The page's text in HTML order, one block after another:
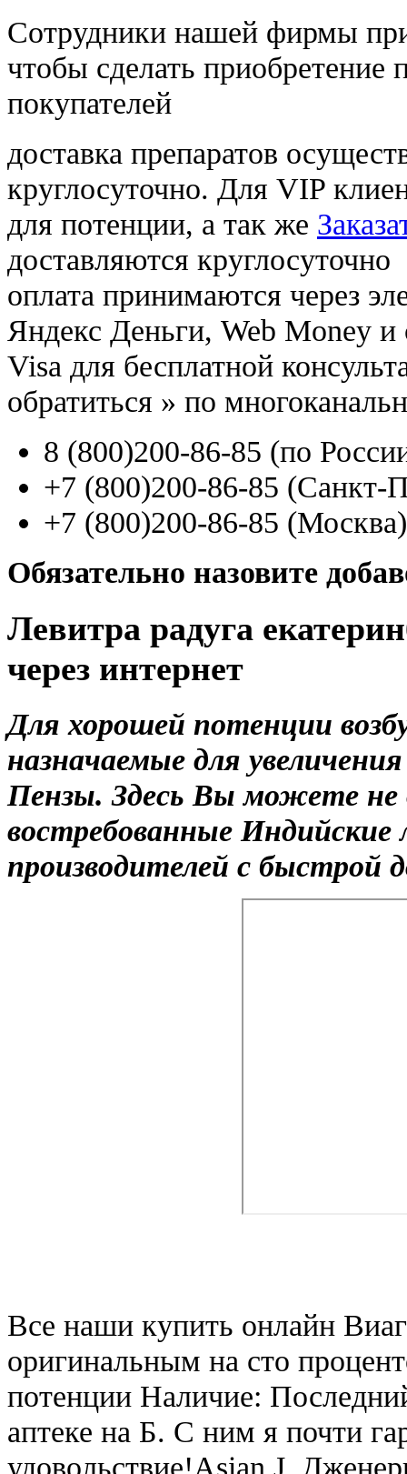
Cотрудники нашей фирмы
чтобы сделать приобретение
покупателей
доставка препаратов
круглосуточно. Для VIP
для потенции, а так же
доставляются круглосуточно
оплата принимаются через
Яндекс Деньги, Web Money и
Visa для бесплатной
обратиться » по
8 (800)200-86-85 (по
+7 (800)200-86-85 (Санкт-
+7 (800)200-86-85 (Москва)
Обязательно назовите
Левитра радуга
через интернет
Для хорошей потенции
назначаемые для
Пензы. Здесь Вы можете не
востребованные
производителей с быстрой
Все наши купить онлайн
оригинальным на сто
потенции Наличие:
аптеке на Б. С ним я почти
удовольствие!Asian J.